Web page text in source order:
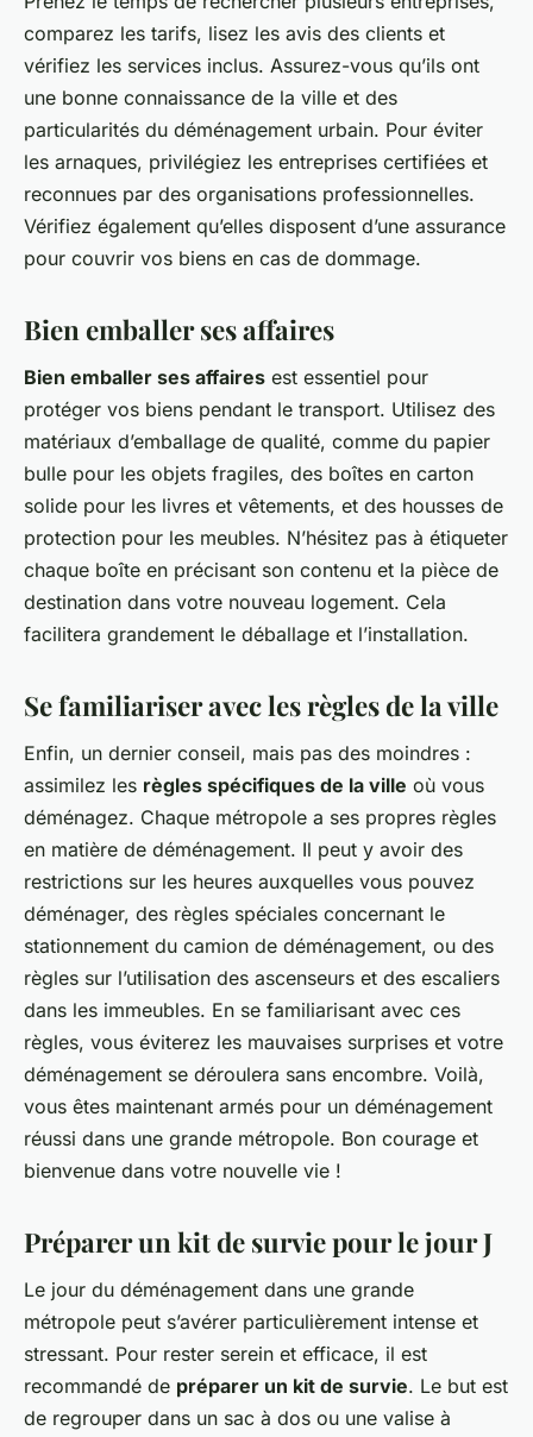
comparez les tarifs, lisez les avis des clients et
vérifiez les services inclus. Assurez-vous qu’ils ont
une bonne connaissance de la ville et des
particularités du déménagement urbain. Pour éviter
les arnaques, privilégiez les entreprises certifiées et
reconnues par des organisations professionnelles.
Vérifiez également qu’elles disposent d’une assurance
pour couvrir vos biens en cas de dommage.
Bien emballer ses affaires
Bien emballer ses affaires est essentiel pour
protéger vos biens pendant le transport. Utilisez des
matériaux d’emballage de qualité, comme du papier
bulle pour les objets fragiles, des boîtes en carton
solide pour les livres et vêtements, et des housses de
protection pour les meubles. N’hésitez pas à étiqueter
chaque boîte en précisant son contenu et la pièce de
destination dans votre nouveau logement. Cela
facilitera grandement le déballage et l’installation.
Se familiariser avec les règles de la ville
Enfin, un dernier conseil, mais pas des moindres :
assimilez les règles spécifiques de la ville où vous
déménagez. Chaque métropole a ses propres règles
en matière de déménagement. Il peut y avoir des
restrictions sur les heures auxquelles vous pouvez
déménager, des règles spéciales concernant le
stationnement du camion de déménagement, ou des
règles sur l’utilisation des ascenseurs et des escaliers
dans les immeubles. En se familiarisant avec ces
règles, vous éviterez les mauvaises surprises et votre
déménagement se déroulera sans encombre. Voilà,
vous êtes maintenant armés pour un déménagement
réussi dans une grande métropole. Bon courage et
bienvenue dans votre nouvelle vie !
Préparer un kit de survie pour le jour J
Le jour du déménagement dans une grande
métropole peut s’avérer particulièrement intense et
stressant. Pour rester serein et efficace, il est
recommandé de préparer un kit de survie. Le but est
de regrouper dans un sac à dos ou une valise à